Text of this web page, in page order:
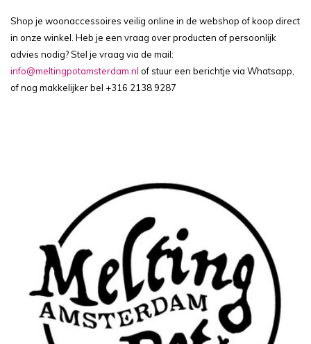
Shop je woonaccessoires veilig online in de webshop of koop direct
in onze winkel. Heb je een vraag over producten of persoonlijk
advies nodig? Stel je vraag via de mail:
info@meltingpotamsterdam.nl of stuur een berichtje via Whatsapp,
of nog makkelijker bel +316 2138 9287